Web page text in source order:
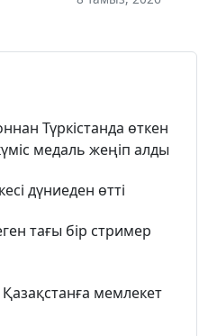
Түркістанда өткен
медаль жеңіп алды
дүниеден өтті
тағы бір стример
мемлекет